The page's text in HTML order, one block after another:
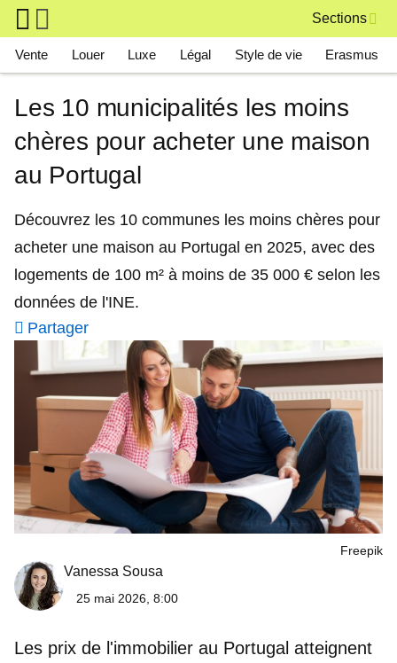
Skip to main content
Sections
Main navigation
Vente Louer Luxe Légal Style de vie Erasmus
Les 10 municipalités les moins
chères pour acheter une maison
au Portugal
Découvrez les 10 communes les moins chères pour
acheter une maison au Portugal en 2025, avec des
logements de 100 m² à moins de 35 000 € selon les
données de l'INE.
Partager
Freepik
Vanessa Sousa
25 mai 2026, 8:00
Les prix de l'immobilier au Portugal atteignent